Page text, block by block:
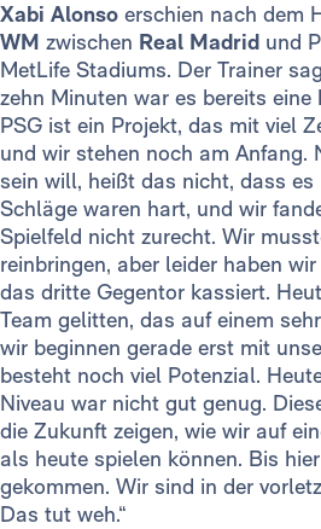
Xabi Alonso erschien nach dem
WM zwischen Real Madrid und
MetLife Stadiums. Der Trainer
zehn Minuten war es bereits
PSG ist ein Projekt, das mit viel
und wir stehen noch am Anfang.
sein will, heißt das nicht, dass es
Schläge waren hart, und wir
Spielfeld nicht zurecht. Wir
reinbringen, aber leider haben
das dritte Gegentor kassiert.
Team gelitten, das auf einem
wir beginnen gerade erst mit
besteht noch viel Potenzial.
Niveau war nicht gut genug.
die Zukunft zeigen, wie wir auf
als heute spielen können. Bis
gekommen. Wir sind in der
Das tut weh.“